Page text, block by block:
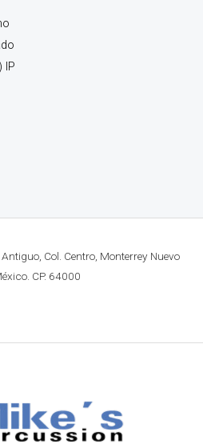
IP
Col. Centro, Monterrey Nuevo
CP. 64000